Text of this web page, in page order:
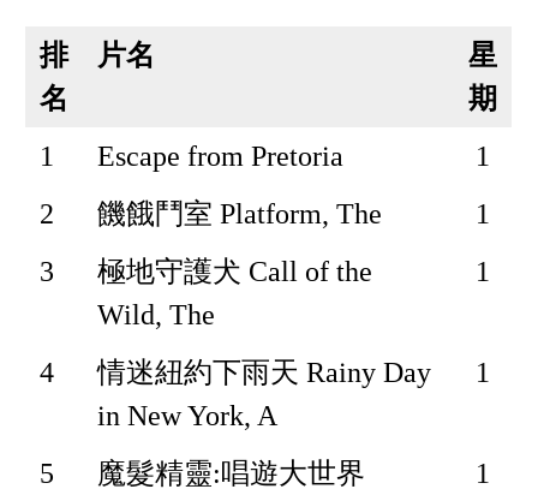
排
名
片名
星
期
1
Escape from Pretoria
1
2
饑餓鬥室 Platform, The
1
3
極地守護犬 Call of the
Wild, The
1
4
情迷紐約下雨天 Rainy Day
in New York, A
1
5
魔髮精靈:唱遊大世界
1